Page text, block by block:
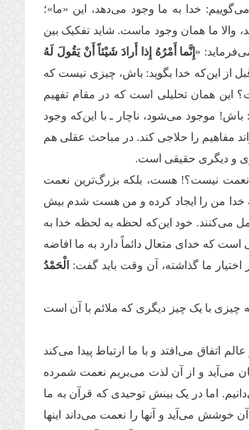
خدا به ما وجود می‌دهد، این «ما»؛
والا ما همان وجود ماست. شاید تفکیک بین
« إِنَّما أَمْرُهُ إِذا أَرادَ شَیْئاً أَنْ یَقُولَ لَهُ
از این‌که خدا بگوید: باش، چیزی نیست که
این همان تحلیلی است که در مقام تفهیم
باش! موجود می‌شود، ناچار ـ با این‌که وجود
مفاهیم را حلاجی کند. در مباحث عقلی هم
و دیگری حقیقی است.
نعمت نیست؟! هست، بلکه بزرگ‌ترین نعمت
خدا من را ایجاد کرده و من هست شدم بیش
می‌کنند. خود این‌که لحظه به لحظه خدا به
که خدای متعال دائماً دارد به ما افاضه
ما گذاشته، آن وقت باید گفت:
الْحَمْدُ
با یک چیز دیگری که ملائم با آن است
اتفاق می‌افتد و با ما ارتباط پیدا می‌کند
می‌آید و از آن لذت می‌بریم نعمت شمرده
اما در یک بینش توحیدی که قرآن به ما
می‌آید و آنها را نعمت می‌داند اینها